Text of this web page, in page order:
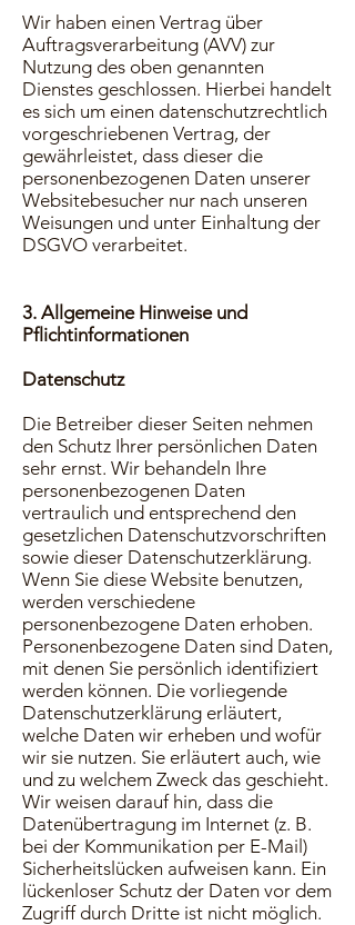
Wir haben einen Vertrag über
Auftragsverarbeitung (AVV) zur
Nutzung des oben genannten
Dienstes geschlossen. Hierbei handelt
es sich um einen datenschutzrechtlich
vorgeschriebenen Vertrag, der
gewährleistet, dass dieser die
personenbezogenen Daten unserer
Websitebesucher nur nach unseren
Weisungen und unter Einhaltung der
DSGVO verarbeitet.
3. Allgemeine Hinweise und
Pflichtinformationen
Datenschutz
Die Betreiber dieser Seiten nehmen
den Schutz Ihrer persönlichen Daten
sehr ernst. Wir behandeln Ihre
personenbezogenen Daten
vertraulich und entsprechend den
gesetzlichen Datenschutzvorschriften
sowie dieser Datenschutzerklärung.
Wenn Sie diese Website benutzen,
werden verschiedene
personenbezogene Daten erhoben.
Personenbezogene Daten sind Daten,
mit denen Sie persönlich identifiziert
werden können. Die vorliegende
Datenschutzerklärung erläutert,
welche Daten wir erheben und wofür
wir sie nutzen. Sie erläutert auch, wie
und zu welchem Zweck das geschieht.
Wir weisen darauf hin, dass die
Datenübertragung im Internet (z. B.
bei der Kommunikation per E-Mail)
Sicherheitslücken aufweisen kann. Ein
lückenloser Schutz der Daten vor dem
Zugriff durch Dritte ist nicht möglich.